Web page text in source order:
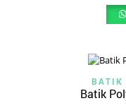
BATIK
Batik